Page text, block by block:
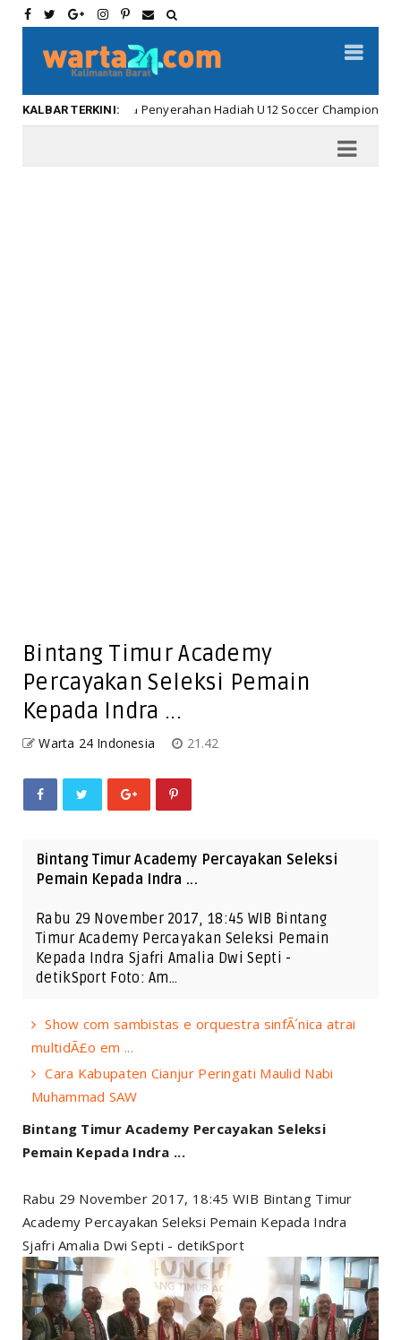
KALBAR TERKINI:
Meriahnya Penyerahan Hadiah U12 Soccer Championship ...
Bintang Timur Academy
Percayakan Seleksi Pemain
Kepada Indra ...
Warta 24 Indonesia 21.42
Bintang Timur Academy Percayakan Seleksi
Pemain Kepada Indra ...
Rabu 29 November 2017, 18:45 WIB Bintang
Timur Academy Percayakan Seleksi Pemain
Kepada Indra Sjafri Amalia Dwi Septi -
detikSport Foto: Am…
Show com sambistas e orquestra sinfÃ´nica atrai
multidÃ£o em ...
Cara Kabupaten Cianjur Peringati Maulid Nabi
Muhammad SAW
Bintang Timur Academy Percayakan Seleksi
Pemain Kepada Indra ...
Rabu 29 November 2017, 18:45 WIB Bintang Timur
Academy Percayakan Seleksi Pemain Kepada Indra
Sjafri Amalia Dwi Septi - detikSport